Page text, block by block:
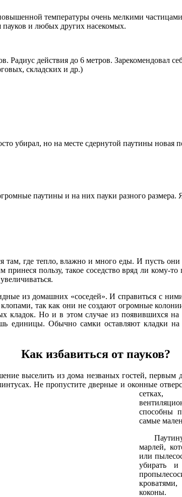
температуры очень мелкими
и любых других насекомых.
действия до 6 метров. Зарекомендовал
складских и др.)
убирал, но на месте сдернутой паутины новая
паутины и на них пауки разного размера. Я
там, где тепло, влажно и много еды.И пусть
пользу, такое соседство вряд ли кому-
из домашних «соседей». И справиться с
так как они не создают огромные
кладок. Но и в этом случае из появившихся на
единицы. Обычно самки оставляют кладки
Как избавиться от пауков?
выселить из дома незваных гостей, первым
Не пропустите дверные и оконные
сетках,
способны
самые
Паутину
марлей,
или
убирать и
коконы.